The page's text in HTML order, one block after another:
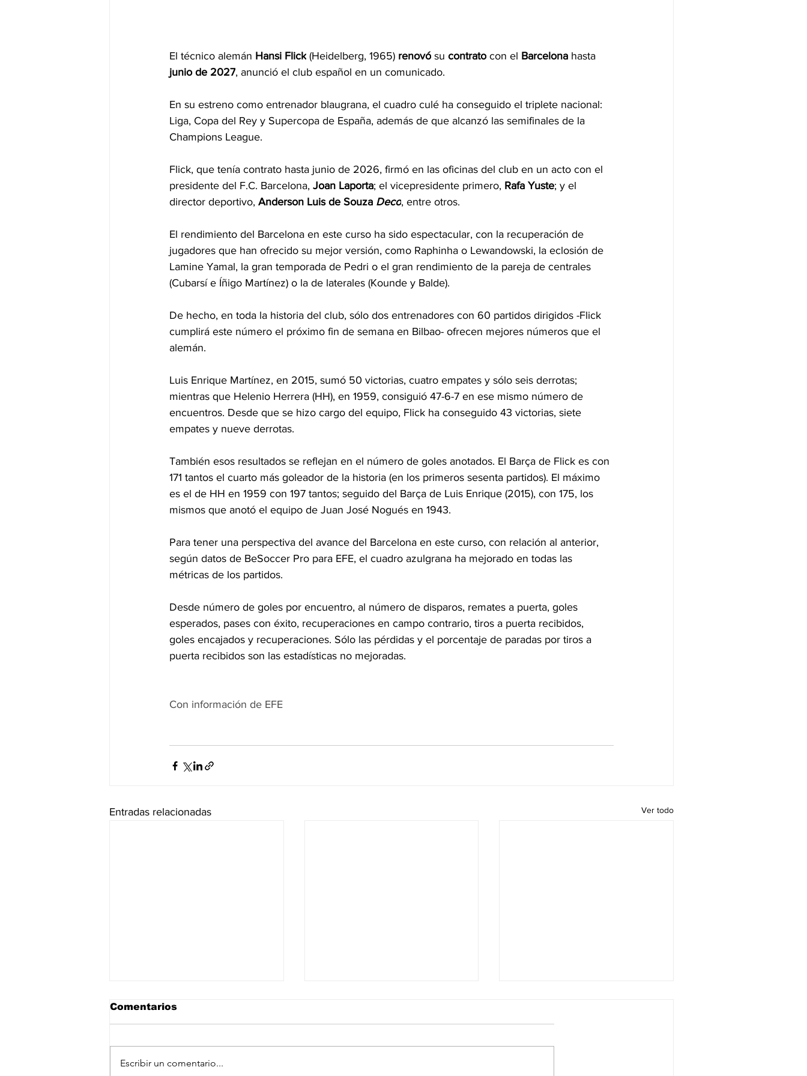
El técnico alemán Hansi Flick (Heidelberg, 1965) renovó su contrato con el Barcelona hasta
junio de 2027, anunció el club español en un comunicado.
En su estreno como entrenador blaugrana, el cuadro culé ha conseguido el triplete nacional:
Liga, Copa del Rey y Supercopa de España, además de que alcanzó las semifinales de la
Champions League.
Flick, que tenía contrato hasta junio de 2026, firmó en las oficinas del club en un acto con el
presidente del F.C. Barcelona, ​​Joan Laporta; el vicepresidente primero, Rafa Yuste; y el
director deportivo, Anderson Luis de Souza Deco, entre otros.
El rendimiento del Barcelona en este curso ha sido espectacular, con la recuperación de
jugadores que han ofrecido su mejor versión, como Raphinha o Lewandowski, la eclosión de
Lamine Yamal, la gran temporada de Pedri o el gran rendimiento de la pareja de centrales
(Cubarsí e Íñigo Martínez) o la de laterales (Kounde y Balde).
De hecho, en toda la historia del club, sólo dos entrenadores con 60 partidos dirigidos -Flick
cumplirá este número el próximo fin de semana en Bilbao- ofrecen mejores números que el
alemán.
Luis Enrique Martínez, en 2015, sumó 50 victorias, cuatro empates y sólo seis derrotas;
mientras que Helenio Herrera (HH), en 1959, consiguió 47-6-7 en ese mismo número de
encuentros. Desde que se hizo cargo del equipo, Flick ha conseguido 43 victorias, siete
empates y nueve derrotas.
También esos resultados se reflejan en el número de goles anotados. El Barça de Flick es con
171 tantos el cuarto más goleador de la historia (en los primeros sesenta partidos). El máximo
es el de HH en 1959 con 197 tantos; seguido del Barça de Luis Enrique (2015), con 175, los
mismos que anotó el equipo de Juan José Nogués en 1943.
Para tener una perspectiva del avance del Barcelona en este curso, con relación al anterior,
según datos de BeSoccer Pro para EFE, el cuadro azulgrana ha mejorado en todas las
métricas de los partidos.
Desde número de goles por encuentro, al número de disparos, remates a puerta, goles
esperados, pases con éxito, recuperaciones en campo contrario, tiros a puerta recibidos,
goles encajados y recuperaciones. Sólo las pérdidas y el porcentaje de paradas por tiros a
puerta recibidos son las estadísticas no mejoradas.
Con información de EFE
Entradas relacionadas Ver todo
Comentarios
Escribir un comentario...